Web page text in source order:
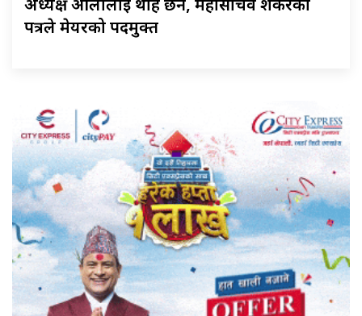
अध्यक्ष ओलीलाई थाहै छैन, महासचिव शंकरको
पत्रले मेयरको पदमुक्त